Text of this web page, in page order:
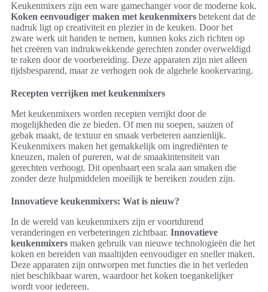
Keukenmixers zijn een ware gamechanger voor de moderne kok.
Koken eenvoudiger maken met keukenmixers betekent dat de
nadruk ligt op creativiteit en plezier in de keuken. Door het
zware werk uit handen te nemen, kunnen koks zich richten op
het creëren van indrukwekkende gerechten zonder overweldigd
te raken door de voorbereiding. Deze apparaten zijn niet alleen
tijdsbesparend, maar ze verhogen ook de algehele kookervaring.
Recepten verrijken met keukenmixers
Met keukenmixers worden recepten verrijkt door de
mogelijkheden die ze bieden. Of men nu soepen, sauzen of
gebak maakt, de textuur en smaak verbeteren aanzienlijk.
Keukenmixers maken het gemakkelijk om ingrediënten te
kneuzen, malen of pureren, wat de smaakintensiteit van
gerechten verhoogt. Dit openbaart een scala aan smaken die
zonder deze hulpmiddelen moeilijk te bereiken zouden zijn.
Innovatieve keukenmixers: Wat is nieuw?
In de wereld van keukenmixers zijn er voortdurend
veranderingen en verbeteringen zichtbaar. Innovatieve
keukenmixers maken gebruik van nieuwe technologieën die het
koken en bereiden van maaltijden eenvoudiger en sneller maken.
Deze apparaten zijn ontworpen met functies die in het verleden
niet beschikbaar waren, waardoor het koken toegankelijker
wordt voor iedereen.